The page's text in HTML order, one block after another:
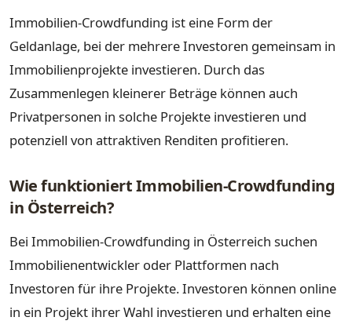
Immobilien-Crowdfunding ist eine Form der
Geldanlage, bei der mehrere Investoren gemeinsam in
Immobilienprojekte investieren. Durch das
Zusammenlegen kleinerer Beträge können auch
Privatpersonen in solche Projekte investieren und
potenziell von attraktiven Renditen profitieren.
Wie funktioniert Immobilien-Crowdfunding
in Österreich?
Bei Immobilien-Crowdfunding in Österreich suchen
Immobilienentwickler oder Plattformen nach
Investoren für ihre Projekte. Investoren können online
in ein Projekt ihrer Wahl investieren und erhalten eine